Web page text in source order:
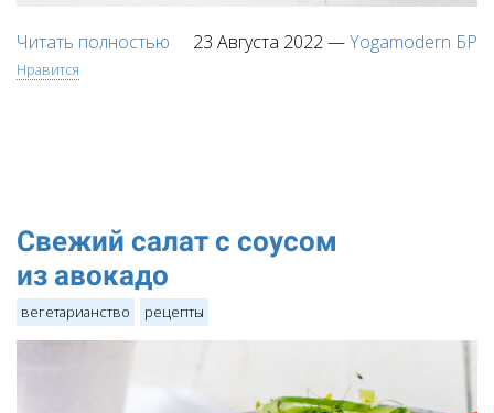
Читать полностью 23 Августа 2022—Yogamodern БР
Нравится
Свежий салат с соусом
из авокадо
вегетарианство рецепты